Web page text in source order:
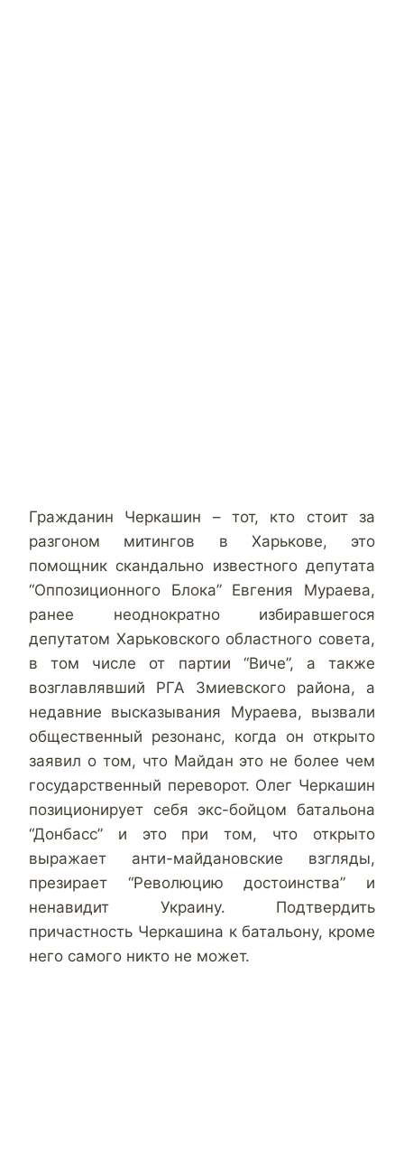
Гражданин Черкашин – тот, кто стоит за
разгоном митингов в Харькове, это
помощник скандально известного депутата
“Оппозиционного Блока” Евгения Мураева,
ранее неоднократно избиравшегося
депутатом Харьковского областного совета,
в том числе от партии “Виче”, а также
возглавлявший РГА Змиевского района, а
недавние высказывания Мураева, вызвали
общественный резонанс, когда он открыто
заявил о том, что Майдан это не более чем
государственный переворот. Олег Черкашин
позиционирует себя экс-бойцом батальона
“Донбасс” и это при том, что открыто
выражает анти-майдановские взгляды,
презирает “Революцию достоинства” и
ненавидит Украину. Подтвердить
причастность Черкашина к батальону, кроме
него самого никто не может.